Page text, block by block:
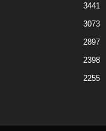
3441
3073
2897
2398
2255